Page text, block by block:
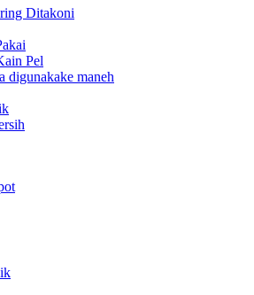
Ditakoni
Pel
digunakake maneh